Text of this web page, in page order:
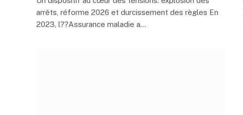
arrêts, réforme 2026 et durcissement des règles En
2023, l??Assurance maladie a…